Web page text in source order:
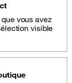
vous avez
visible